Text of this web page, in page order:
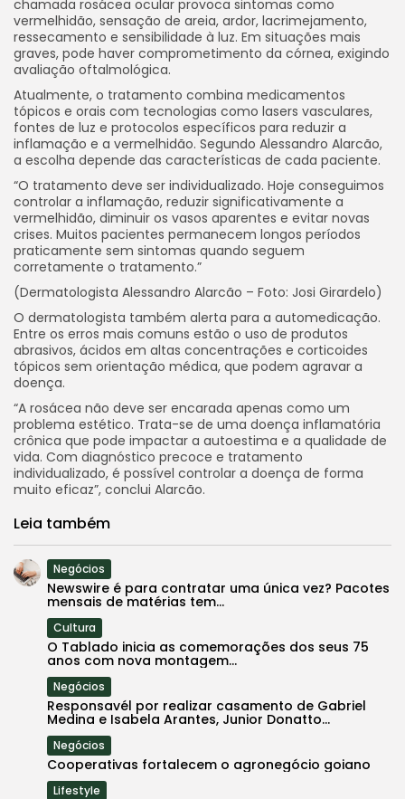
chamada rosácea ocular provoca sintomas como
vermelhidão, sensação de areia, ardor, lacrimejamento,
ressecamento e sensibilidade à luz. Em situações mais
graves, pode haver comprometimento da córnea, exigindo
avaliação oftalmológica.
Atualmente, o tratamento combina medicamentos
tópicos e orais com tecnologias como lasers vasculares,
fontes de luz e protocolos específicos para reduzir a
inflamação e a vermelhidão. Segundo Alessandro Alarcão,
a escolha depende das características de cada paciente.
“O tratamento deve ser individualizado. Hoje conseguimos
controlar a inflamação, reduzir significativamente a
vermelhidão, diminuir os vasos aparentes e evitar novas
crises. Muitos pacientes permanecem longos períodos
praticamente sem sintomas quando seguem
corretamente o tratamento.”
(Dermatologista Alessandro Alarcão – Foto: Josi Girardelo)
O dermatologista também alerta para a automedicação.
Entre os erros mais comuns estão o uso de produtos
abrasivos, ácidos em altas concentrações e corticoides
tópicos sem orientação médica, que podem agravar a
doença.
“A rosácea não deve ser encarada apenas como um
problema estético. Trata-se de uma doença inflamatória
crônica que pode impactar a autoestima e a qualidade de
vida. Com diagnóstico precoce e tratamento
individualizado, é possível controlar a doença de forma
muito eficaz”, conclui Alarcão.
Leia também
Negócios
Newswire é para contratar uma única vez? Pacotes
mensais de matérias tem...
Cultura
O Tablado inicia as comemorações dos seus 75
anos com nova montagem...
Negócios
Responsavél por realizar casamento de Gabriel
Medina e Isabela Arantes, Junior Donatto...
Negócios
Cooperativas fortalecem o agronegócio goiano
Lifestyle